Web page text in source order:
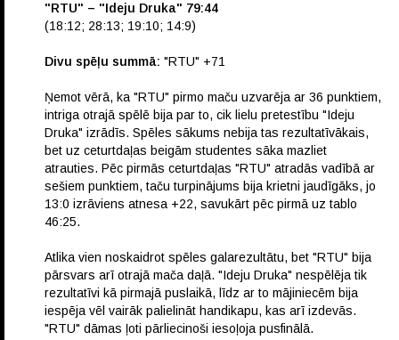
"RTU" – "Ideju Druka" 79:44
(18:12; 28:13; 19:10; 14:9)
Divu spēļu summā: "RTU" +71
Ņemot vērā, ka "RTU" pirmo maču uzvarēja ar 36 punktiem,
intriga otrajā spēlē bija par to, cik lielu pretestību "Ideju
Druka" izrādīs. Spēles sākums nebija tas rezultatīvākais,
bet uz ceturtdaļas beigām studentes sāka mazliet
atrauties. Pēc pirmās ceturtdaļas "RTU" atradās vadībā ar
sešiem punktiem, taču turpinājums bija krietni jaudīgāks, jo
13:0 izrāviens atnesa +22, savukārt pēc pirmā uz tablo
46:25.
Atlika vien noskaidrot spēles galarezultātu, bet "RTU" bija
pārsvars arī otrajā mača daļā. "Ideju Druka" nespēlēja tik
rezultatīvi kā pirmajā puslaikā, līdz ar to mājiniecēm bija
iespēja vēl vairāk palielināt handikapu, kas arī izdevās.
"RTU" dāmas ļoti pārliecinoši iesoļoja pusfinālā.